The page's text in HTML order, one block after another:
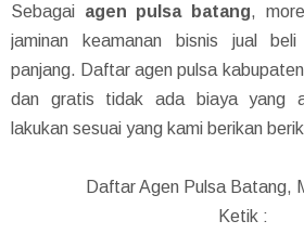
Sebagai agen pulsa batang,
jaminan keamanan bisnis jual
panjang. Daftar agen pulsa
dan gratis tidak ada biaya yang
lakukan sesuai yang kami berikan
Daftar Agen Pulsa Batang,
Ketik :